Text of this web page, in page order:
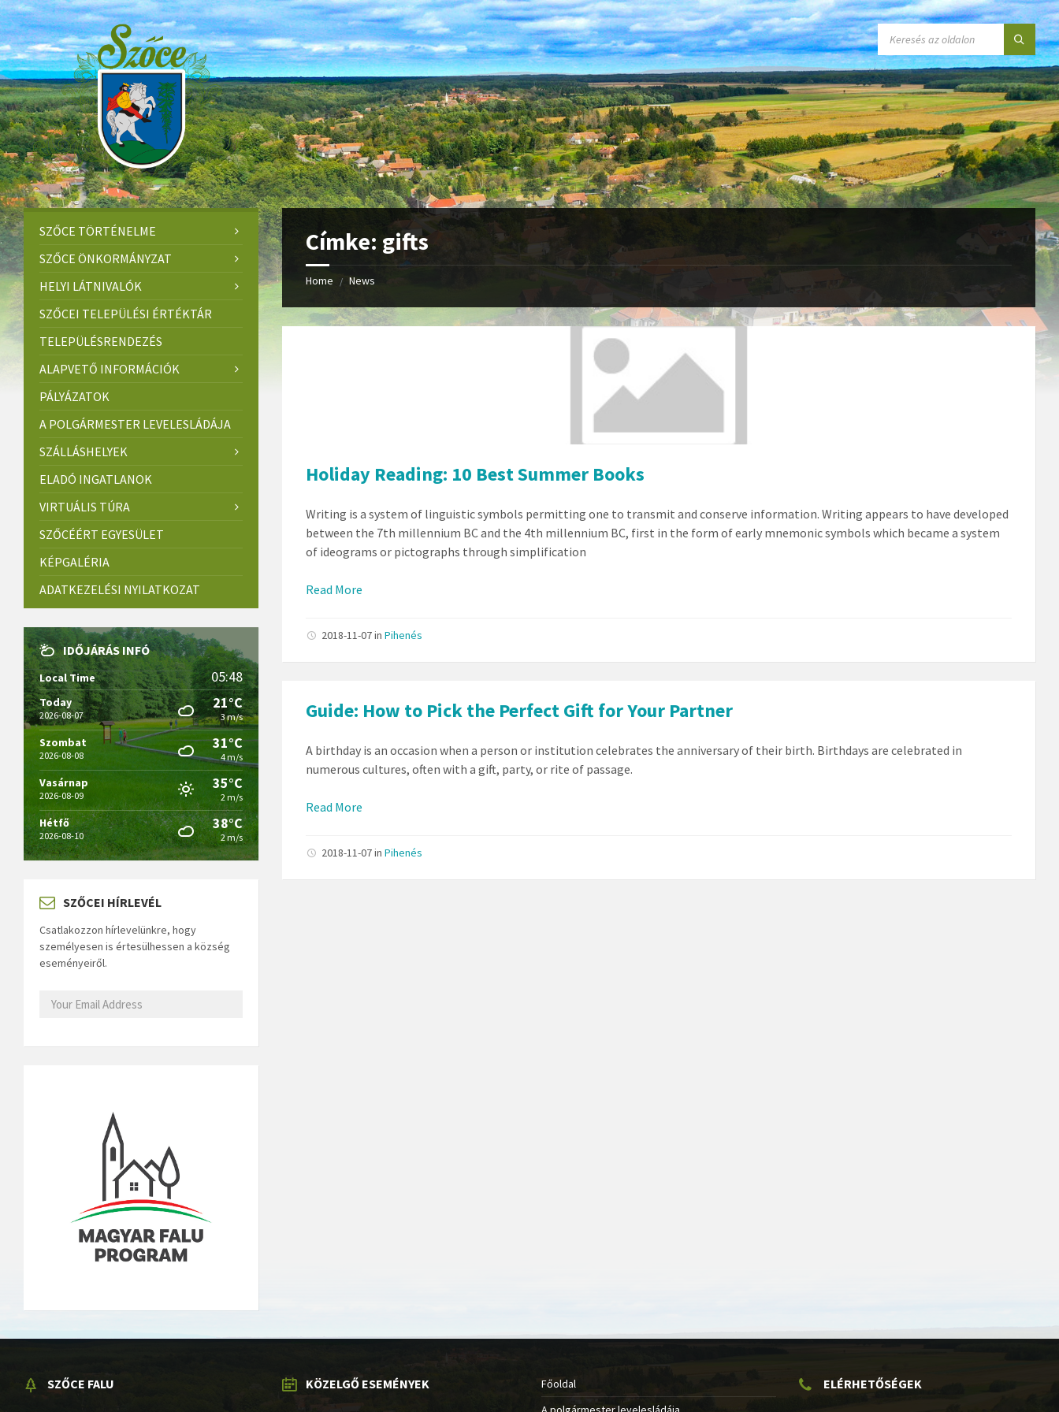
Skip
to
content
Skip
to
left
sidebar
Skip
to
footer
SEARCH:
Címke: gifts
Home / News
Holiday Reading: 10 Best Summer Books
Writing is a system of linguistic symbols permitting one to transmit and conserve information. Writing appears to have developed
between the 7th millennium BC and the 4th millennium BC, first in the form of early mnemonic symbols which became a system
of ideograms or pictographs through simplification
Read More
2018-11-07inPihenés
Guide: How to Pick the Perfect Gift for Your Partner
A birthday is an occasion when a person or institution celebrates the anniversary of their birth. Birthdays are celebrated in
numerous cultures, often with a gift, party, or rite of passage.
Read More
2018-11-07inPihenés
SZŐCE TÖRTÉNELME
SZŐCE ÖNKORMÁNYZAT
HELYI LÁTNIVALÓK
SZŐCEI TELEPÜLÉSI ÉRTÉKTÁR
TELEPÜLÉSRENDEZÉS
ALAPVETŐ INFORMÁCIÓK
PÁLYÁZATOK
A POLGÁRMESTER LEVELESLÁDÁJA
SZÁLLÁSHELYEK
ELADÓ INGATLANOK
VIRTUÁLIS TÚRA
SZŐCÉÉRT EGYESÜLET
KÉPGALÉRIA
ADATKEZELÉSI NYILATKOZAT
IDŐJÁRÁS INFÓ
Local Time 05:48
Today
2026-08-07
21°C
3 m/s
Szombat
2026-08-08
31°C
4 m/s
Vasárnap
2026-08-09
35°C
2 m/s
Hétfő
2026-08-10
38°C
2 m/s
SZŐCEI HÍRLEVÉL
Csatlakozzon hírlevelünkre, hogy
személyesen is értesülhessen a község
eseményeiről.
SZŐCE FALU KÖZELGŐ ESEMÉNYEK
Főoldal
ELÉRHETŐSÉGEK